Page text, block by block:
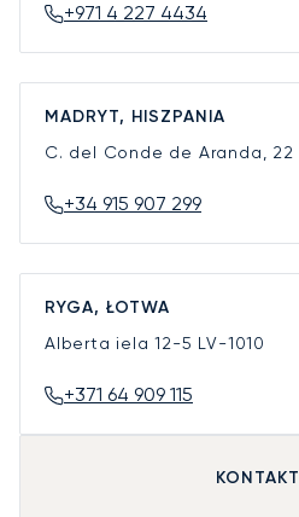
+971 4 227 4434
MADRYT, HISZPANIA
C. del Conde de Aranda, 22
+34 915 907 299
RYGA, ŁOTWA
Alberta iela 12-5 LV-1010
+371 64 909 115
KONTAKT